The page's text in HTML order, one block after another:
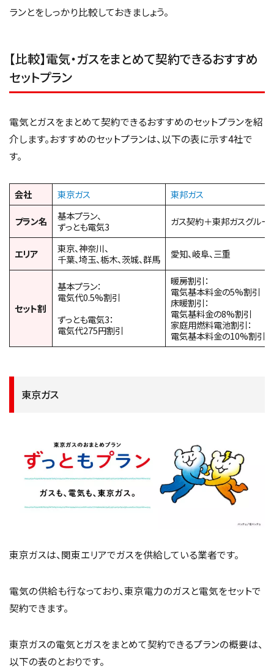
ランとをしっかり比較しておきましょう。
【比較】電気・ガスをまとめて契約できるおすすめ
セットプラン
電気とガスをまとめて契約できるおすすめのセットプランを紹
介します。おすすめのセットプランは、以下の表に示す4社で
す。
会社 東京ガス 東邦ガス
プラン名
基本プラン、
ずっとも電気3
ガス契約＋東邦ガスグルー
エリア
東京、神奈川、
千葉、埼玉、栃木、茨城、群馬
愛知、岐阜、三重
セット割
基本プラン：
電気代0.5%割引
ずっとも電気3：
電気代275円割引
暖房割引：
電気基本料金の5%割引
床暖割引：
電気基料金の8%割引
家庭用燃料電池割引：
電気基本料金の10%割引
東京ガス
東京ガスは、関東エリアでガスを供給している業者です。
電気の供給も行なっており、東京電力のガスと電気をセットで
契約できます。
東京ガスの電気とガスをまとめて契約できるプランの概要は、
以下の表のとおりです。